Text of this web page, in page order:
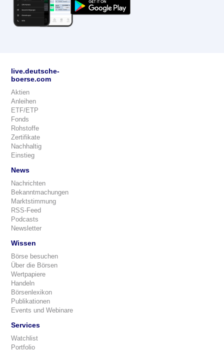
live.deutsche-
boerse.com
Aktien
Anleihen
ETF/ETP
Fonds
Rohstoffe
Zertifikate
Nachhaltig
Einstieg
News
Nachrichten
Bekanntmachungen
Marktstimmung
RSS-Feed
Podcasts
Newsletter
Wissen
Börse besuchen
Über die Börsen
Wertpapiere
Handeln
Börsenlexikon
Publikationen
Events und Webinare
Services
Watchlist
Portfolio